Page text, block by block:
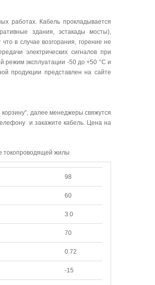
работах. Кабель прокладывается
здания, эстакады мосты),
в случае возгорания, горение не
электрических сигналов при
эксплуатации -50 до +50 °C и
продукции представлен на сайте
далее менеджеры свяжутся
и закажите кабель. Цена на
токопроводящей жилы
98
60
3.0
70
0.72
-15